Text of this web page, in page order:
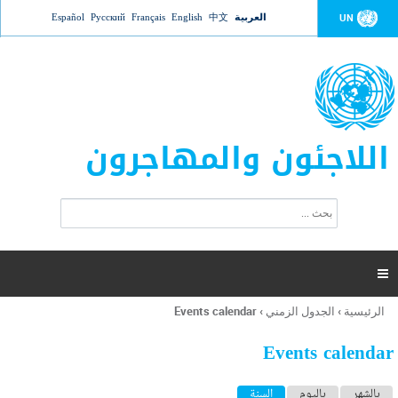
Jump to navigation UN العربية 中文
English
Français
Русский
Español
اللاجئون والمهاجرون
ت
ر
ل
ح
ب

أنت
هنا
الرئيسية › الجدول الزمني ›
Events calendar
Events calendar